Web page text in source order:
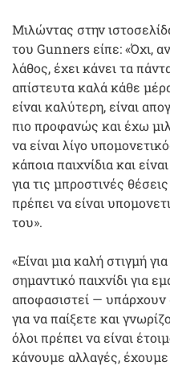
Μιλώντας στην
του Gunners είπε: «Όχι,
λάθος, έχει κάνει τα
απίστευτα καλά κάθε
είναι καλύτερη, είναι
πιο προφανώς και έχω
να είναι λίγο
κάποια παιχνίδια και
για τις μπροστινές
πρέπει να είναι
του».
«Είναι μια καλή στιγμή
σημαντικό παιχνίδι για
αποφασιστεί — υπάρχουν
για να παίξετε και
όλοι πρέπει να είναι
κάνουμε αλλαγές, έχουμε